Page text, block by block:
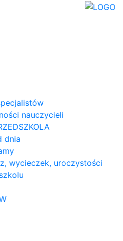
nauczycieli
dnia
wycieczek, uroczystości